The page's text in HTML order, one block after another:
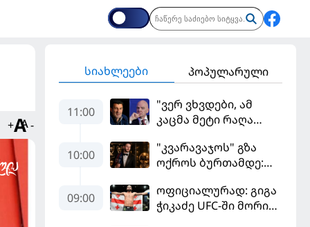
+ -
სიახლეები პოპულარული
11:00
"ვერ ვხვდები, ამ
კაცმა მეტი რაღა
ფიგუ ინფანტინოს
გადადგომას
10:00
"კვარავაჯოს" გზა
ოქროს ბურთამდე:
ქართული ზღაპარი
09:00
ოფიციალურად: გიგა
ჭიკაძე UFC-ში მორიგ